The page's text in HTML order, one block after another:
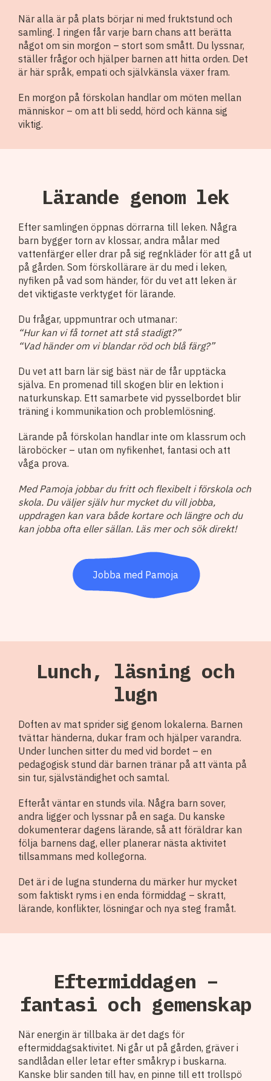
När alla är på plats börjar ni med fruktstund och
samling. I ringen får varje barn chans att berätta
något om sin morgon – stort som smått. Du lyssnar,
ställer frågor och hjälper barnen att hitta orden. Det
är här språk, empati och självkänsla växer fram.
En morgon på förskolan handlar om möten mellan
människor – om att bli sedd, hörd och känna sig
viktig.
Lärande genom lek
Efter samlingen öppnas dörrarna till leken. Några
barn bygger torn av klossar, andra målar med
vattenfärger eller drar på sig regnkläder för att gå ut
på gården. Som förskollärare är du med i leken,
nyfiken på vad som händer, för du vet att leken är
det viktigaste verktyget för lärande.
Du frågar, uppmuntrar och utmanar:
“Hur kan vi få tornet att stå stadigt?”
“Vad händer om vi blandar röd och blå färg?”
Du vet att barn lär sig bäst när de får upptäcka
själva. En promenad till skogen blir en lektion i
naturkunskap. Ett samarbete vid pysselbordet blir
träning i kommunikation och problemlösning.
Lärande på förskolan handlar inte om klassrum och
läroböcker – utan om nyfikenhet, fantasi och att
våga prova.
Med Pamoja jobbar du fritt och flexibelt i förskola och
skola. Du väljer själv hur mycket du vill jobba,
uppdragen kan vara både kortare och längre och du
kan jobba ofta eller sällan. Läs mer och sök direkt!
Jobba med Pamoja
Lunch, läsning och
lugn
Doften av mat sprider sig genom lokalerna. Barnen
tvättar händerna, dukar fram och hjälper varandra.
Under lunchen sitter du med vid bordet – en
pedagogisk stund där barnen tränar på att vänta på
sin tur, självständighet och samtal.
Efteråt väntar en stunds vila. Några barn sover,
andra ligger och lyssnar på en saga. Du kanske
dokumenterar dagens lärande, så att föräldrar kan
följa barnens dag, eller planerar nästa aktivitet
tillsammans med kollegorna.
Det är i de lugna stunderna du märker hur mycket
som faktiskt ryms i en enda förmiddag – skratt,
lärande, konflikter, lösningar och nya steg framåt.
Eftermiddagen –
fantasi och gemenskap
När energin är tillbaka är det dags för
eftermiddagsaktivitet. Ni går ut på gården, gräver i
sandlådan eller letar efter småkryp i buskarna.
Kanske blir sanden till hav, en pinne till ett trollspö